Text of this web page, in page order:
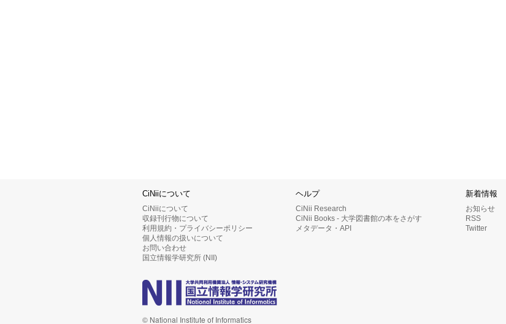
CiNiiについて
CiNiiについて
収録刊行物について
利用規約・プライバシーポリシー
個人情報の扱いについて
お問い合わせ
国立情報学研究所 (NII)
ヘルプ
CiNii Research
CiNii Books - 大学図書館の本をさがす
メタデータ・API
新着情報
お知らせ
RSS
Twitter
© National Institute of Informatics